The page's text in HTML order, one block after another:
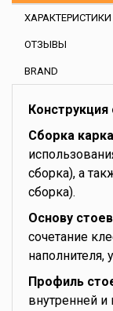
ХАРАКТЕРИСТИКИ
ОТЗЫВЫ
BRAND
Сборка
сборка), а
сборка).
Основу
сочетание
Профиль
внутренней